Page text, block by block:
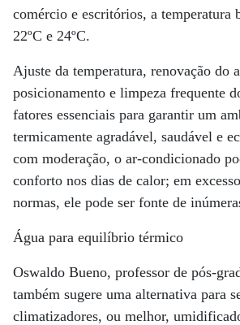
comércio e escritórios, a temperatura
22ºC e 24ºC.
Ajuste da temperatura, renovação do
posicionamento e limpeza frequente
fatores essenciais para garantir um
termicamente agradável, saudável e
com moderação, o ar-condicionado
conforto nos dias de calor; em
normas, ele pode ser fonte de
Água para equilíbrio térmico
Oswaldo Bueno, professor de pós-
também sugere uma alternativa para
climatizadores, ou melhor,